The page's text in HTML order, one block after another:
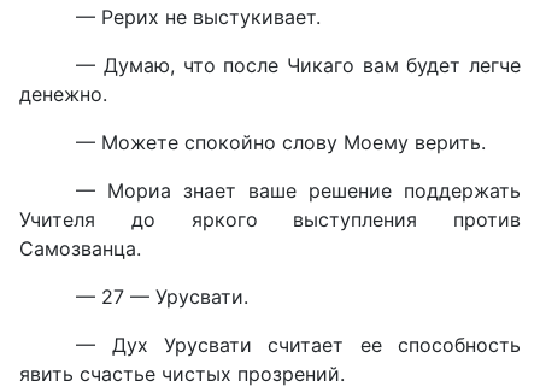
— Рерих не выстукивает.
— Думаю, что после Чикаго вам будет легче
денежно.
— Можете спокойно слову Моему верить.
— Мориа знает ваше решение поддержать
Учителя до яркого выступления против
Самозванца.
— 27 — Урусвати.
— Дух Урусвати считает ее способность
явить счастье чистых прозрений.